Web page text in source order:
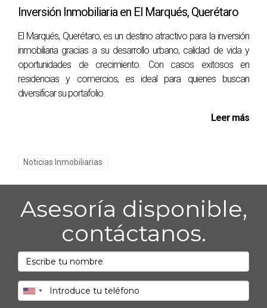
recuperarás todos los derechos sobre tu propiedad.
¿Qué sucede si no pago mi hipoteca?
Si no cumples con los pagos de tu hipoteca, podrías
enfrentar la ejecución hipotecaria y perder tu
propiedad.
¿Es necesario un contrato escrito para
escrito para todas las formas de enajenación, es
altamente recomendable para proteger tus derechos
e intereses. Recuerda que cada situación es única y
contar con asesoría profesional puede marcar la
diferencia en tus decisiones inmobiliarias. ¡No dudes
en contactar a Mauricio Medina Gomez hoy mismo!
Inversión Inmobiliaria en El Marqués, Querétaro
El Marqués, Querétaro, es un destino atractivo para la inversión
inmobiliaria gracias a su desarrollo urbano, calidad de vida y
oportunidades de crecimiento. Con casos exitosos en
residencias y comercios, es ideal para quienes buscan
diversificar su portafolio.
Leer más
Noticias Inmobiliarias
Asesoría disponible,
contáctanos.